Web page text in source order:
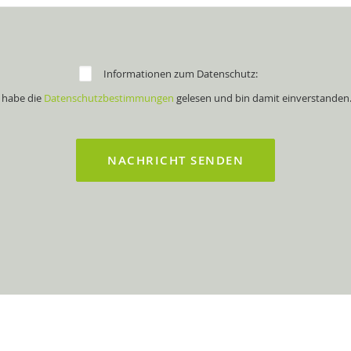
Informationen zum Datenschutz:
die Datenschutzbestimmungen gelesen und bin damit einverstanden.